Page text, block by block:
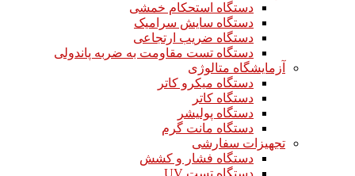
دستگاه استحکام خمشی
دستگاه سایش سرامیک
دستگاه ضریب ارتجاعی
دستگاه تست مقاومت به ضربه پاندولی
آزمایشگاه متالوژی
دستگاه میکرو کاتر
دستگاه کاتر
دستگاه پولیشر
دستگاه مانت گرم
تجهیزات سفارشی
دستگاه فشار و کشش
دستگاه تست UV